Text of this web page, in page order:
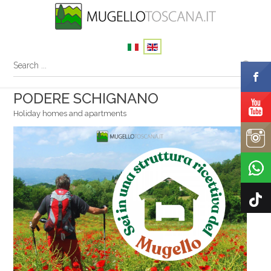
PODERE SCHIGNANO
Holiday homes and apartments
Your name
Your email
Message